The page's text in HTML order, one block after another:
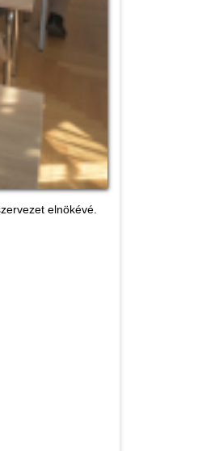
elnökévé.